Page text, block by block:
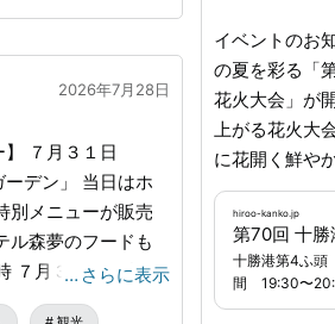
～：ペルプネ火
。 （先着100名・
★19:20～：道新花
ひ足を運んでみて
は翌日の３日
大樹橋上流河川敷
清流まつり実行委
6-2114
イベントのお知らせ📣 8月1日（土
の夏を彩る「
花火大会」が
上がる花火大
に花開く鮮や
演出が見どころです✨✨ 会場内
するポートバ
火災予防フェ
YOSAKOIソ
など、多種多様な催
hiroo-kanko.jp
十勝港第4ふ頭
間 19:30〜
2026年7月28日
】 ７月３１日
当日はホ
別メニューが販売
… さらに表示